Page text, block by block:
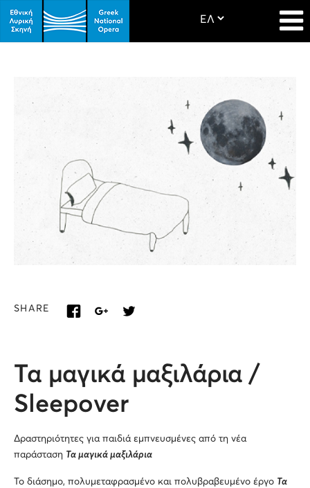
SHARE
Τα μαγικά μαξιλάρια /
Sleepover
Δραστηριότητες για παιδιά εμπνευσμένες από τη νέα
παράσταση Τα μαγικά μαξιλάρια
Το διάσημο, πολυμεταφρασμένο και πολυβραβευμένο έργο Τα